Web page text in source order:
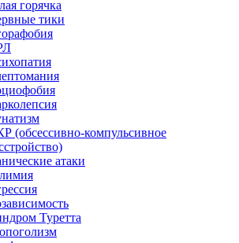
горячка
тики
(обсессивно-компульсивное
атаки
Туретта